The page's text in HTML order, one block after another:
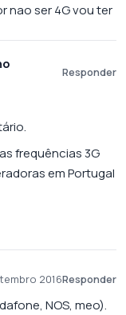
nao ser 4G vou ter
Responder
frequências 3G
em Portugal
2016Responder
NOS, meo).